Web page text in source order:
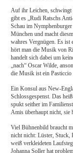
Auf ihr Leichen, schwingt
gibt es „Rudi Ratschs
Schau im
München und macht
wahres Vergnügen. Es ist
hört man die Musik von
handelt sich dabei um
„nach“ Oscar Wilde,
die Musik ist ein
Ein Konsul aus New-
Schlossgespenst. Das
spukt seither im
Amis überhaupt nicht, sie
Viel Bühnenbild braucht
nicht nicht: Lüster, Stuck,
weiß verkleideten
Johanna Soller hat